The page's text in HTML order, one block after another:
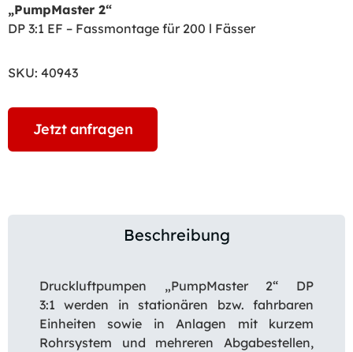
„PumpMaster 2“
DP 3:1 EF – Fassmontage für 200 l Fässer
SKU: 40943
Jetzt anfragen
Beschreibung
Druckluftpumpen „PumpMaster 2“ DP
3:1 werden in stationären bzw. fahrbaren
Einheiten sowie in Anlagen mit kurzem
Rohrsystem und mehreren Abgabestellen,